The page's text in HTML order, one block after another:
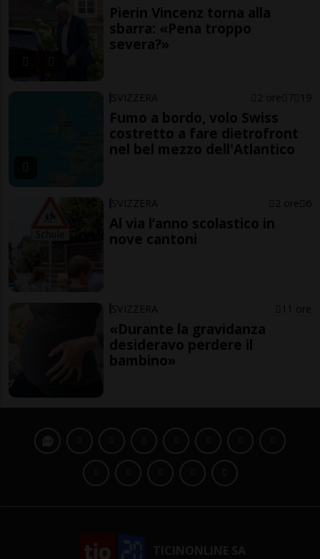
Pierin Vincenz torna alla
sbarra: «Pena troppo
severa?»
SVIZZERA 2 ore 7 19
Fumo a bordo, volo Swiss
costretto a fare dietrofront
nel bel mezzo dell'Atlantico
SVIZZERA 2 ore 6
Al via l’anno scolastico in
nove cantoni
SVIZZERA 11 ore
«Durante la gravidanza
desideravo perdere il
bambino»